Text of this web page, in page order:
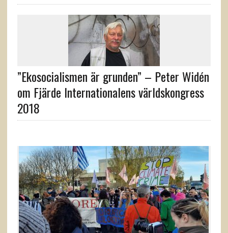
”Ekosocialismen är grunden” – Peter Widén
om Fjärde Internationalens världskongress
2018